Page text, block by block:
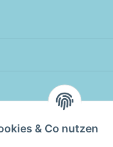
& Co nutzen